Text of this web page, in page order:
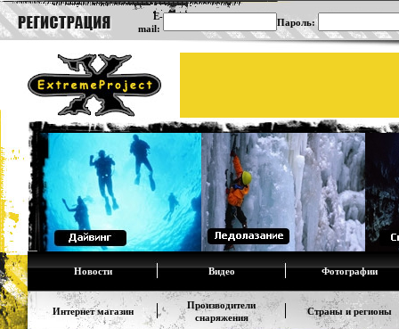
E-
mail:
Пароль:
Новости Видео Фотографии
Интернет магазин
Производители
снаряжения
Страны и регионы